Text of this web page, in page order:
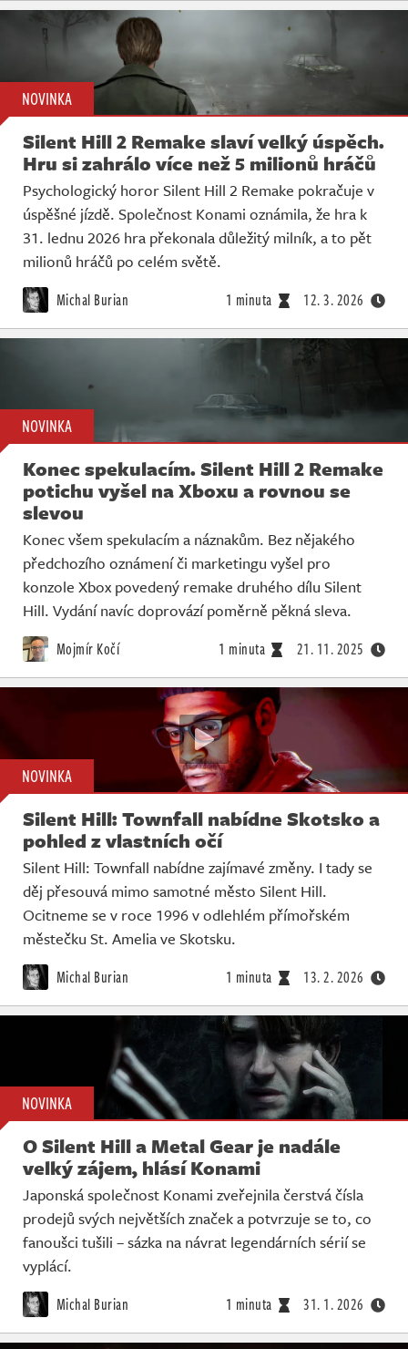
NOVINKA
Silent Hill 2 Remake slaví velký úspěch.
Hru si zahrálo více než 5 milionů hráčů
Psychologický horor Silent Hill 2 Remake pokračuje v
úspěšné jízdě. Společnost Konami oznámila, že hra k
31. lednu 2026 hra překonala důležitý milník, a to pět
milionů hráčů po celém světě.
Michal Burian 1 minuta 12. 3. 2026
NOVINKA
Konec spekulacím. Silent Hill 2 Remake
potichu vyšel na Xboxu a rovnou se
slevou
Konec všem spekulacím a náznakům. Bez nějakého
předchozího oznámení či marketingu vyšel pro
konzole Xbox povedený remake druhého dílu Silent
Hill. Vydání navíc doprovází poměrně pěkná sleva.
Mojmír Kočí 1 minuta 21. 11. 2025
NOVINKA
Silent Hill: Townfall nabídne Skotsko a
pohled z vlastních očí
Silent Hill: Townfall nabídne zajímavé změny. I tady se
děj přesouvá mimo samotné město Silent Hill.
Ocitneme se v roce 1996 v odlehlém přímořském
městečku St. Amelia ve Skotsku.
Michal Burian 1 minuta 13. 2. 2026
NOVINKA
O Silent Hill a Metal Gear je nadále
velký zájem, hlásí Konami
Japonská společnost Konami zveřejnila čerstvá čísla
prodejů svých největších značek a potvrzuje se to, co
fanoušci tušili – sázka na návrat legendárních sérií se
vyplácí.
Michal Burian 1 minuta 31. 1. 2026